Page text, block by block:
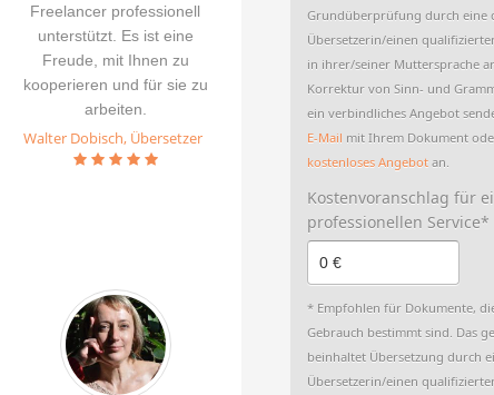
Freelancer professionell
unterstützt. Es ist eine
Freude, mit Ihnen zu
kooperieren und für sie zu
arbeiten.
Walter Dobisch, Übersetzer
Grundüberprüfung durch eine
Übersetzerin/einen
in ihrer/seiner Muttersprache
Korrektur von Sinn- und
ein verbindliches Angebot
E-Mail mit Ihrem Dokument
kostenloses Angebot an.
Kostenvoranschlag für
professionellen Service*
* Empfohlen für Dokumente,
Gebrauch bestimmt sind. Das
beinhaltet Übersetzung durch
Übersetzerin/einen